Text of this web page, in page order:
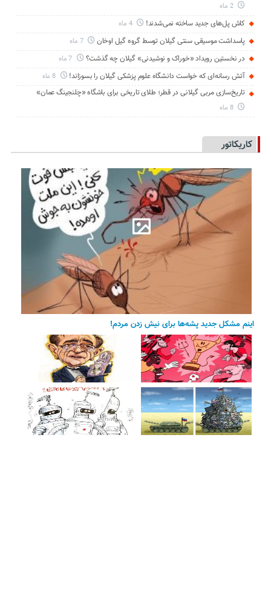
2 ماه
کاش پل‌های جدید ساخته نمی‌شدند! 4 ماه
پاسداشت موسیقی سنتی گیلان توسط گروه گیل اوخان 7 ماه
در نخستین رویداد «خوراک و نوشیدنی» گیلان چه گذشت؟
آتش رسانه‌ای که خواست دانشگاه علوم پزشکی گیلان را بسوزاند! 8 ماه
تاریخ‌سازی مربی گیلانی در قطر؛ طلای تاریخی برای باشگاه «چلنجینگ عمان»
8 ماه
کاریکاتور
اینم مشکل جدید پشه‌ها برای نیش زدن مردم!